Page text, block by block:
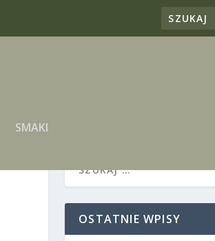
SMAKI
OSTATNIE WPISY